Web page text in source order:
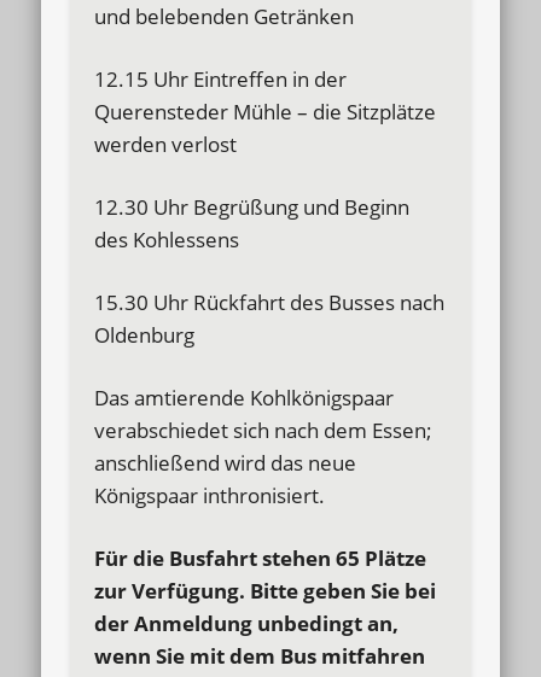
und belebenden Getränken
12.15 Uhr Eintreffen in der
Querensteder Mühle – die Sitzplätze
werden verlost
12.30 Uhr Begrüßung und Beginn
des Kohlessens
15.30 Uhr Rückfahrt des Busses nach
Oldenburg
Das amtierende Kohlkönigspaar
verabschiedet sich nach dem Essen;
anschließend wird das neue
Königspaar inthronisiert.
Für die Busfahrt stehen 65 Plätze
zur Verfügung. Bitte geben Sie bei
der Anmeldung unbedingt an,
wenn Sie mit dem Bus mitfahren